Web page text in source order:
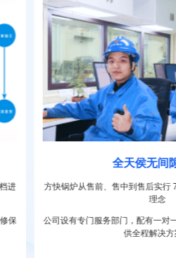
进
保
全天侯无间
方快锅炉从售前、售中到售后实行
理念
公司设有专门服务部门，配有一对
供全程解决方